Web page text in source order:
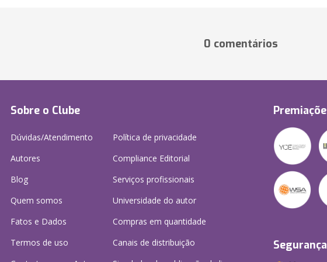
0 comentários
Sobre o Clube
Dúvidas/Atendimento
Autores
Blog
Quem somos
Fatos e Dados
Termos de uso
Política de privacidade
Compliance Editorial
Serviços profissionais
Universidade do autor
Compras em quantidade
Canais de distribuição
Segurança